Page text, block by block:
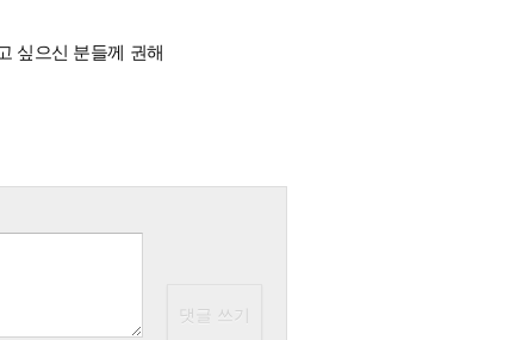
싶으신 분들께 권해